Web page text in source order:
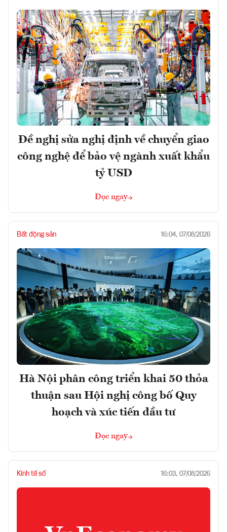
Đề nghị sửa nghị định về chuyển giao
công nghệ để bảo vệ ngành xuất khẩu
tỷ USD
Đọc ngay
Bất động sản 16:04, 07/08/2026
Hà Nội phân công triển khai 50 thỏa
thuận sau Hội nghị công bố Quy
hoạch và xúc tiến đầu tư
Đọc ngay
Kinh tế số 16:03, 07/08/2026